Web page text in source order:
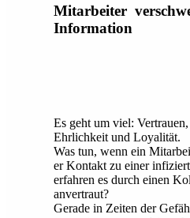
Mitarbeiter
Information
Es geht um viel:
Ehrlichkeit und Loyalität.
Was tun, wenn ein
er Kontakt zu einer
erfahren es durch einen
anvertraut?
Gerade in Zeiten der